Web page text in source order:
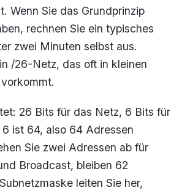
Wenn Sie das Grundprinzip
rechnen Sie ein typisches
zwei Minuten selbst aus.
/26-Netz, das oft in kleinen
26 Bits für das Netz, 6 Bits für
ist 64, also 64 Adressen
Sie zwei Adressen ab für
Broadcast, bleiben 62
leiten Sie her,